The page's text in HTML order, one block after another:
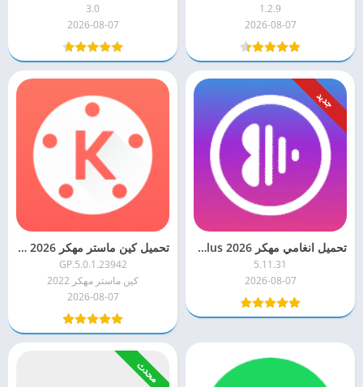
1.2.9
2026-08-07
3.0
2026-08-07
جديد
تحميل انغامي مهكر 2026 Anghami Plus للاندرويد
5.11.31
2026-08-07
تحميل كين ماستر مهكر KineMaster 2026 (بدون علامة مائية) للاندرويد
5.0.1.23942.GP
كين ماستر مهكر 2022
2026-08-07
محدث